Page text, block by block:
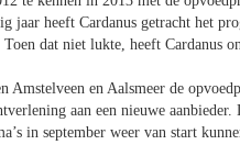
jaar heeft Cardanus getracht het
dat niet lukte, heeft Cardanus
Amstelveen en Aalsmeer de
aan een nieuwe
in september weer van start